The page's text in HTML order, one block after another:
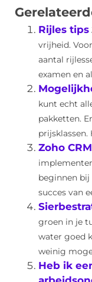
Rijles tips
vrijheid.
aantal
examen en
kunt echt
pakketten.
prijsklassen.
Zoho CRM
beginnen bij
succes van
groen in je
water goed
weinig
Heb ik